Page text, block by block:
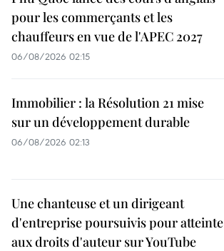
pour les commerçants et les
chauffeurs en vue de l'APEC 2027
06/08/2026 02:15
Immobilier : la Résolution 21 mise
sur un développement durable
06/08/2026 02:13
Une chanteuse et un dirigeant
d'entreprise poursuivis pour atteinte
aux droits d'auteur sur YouTube